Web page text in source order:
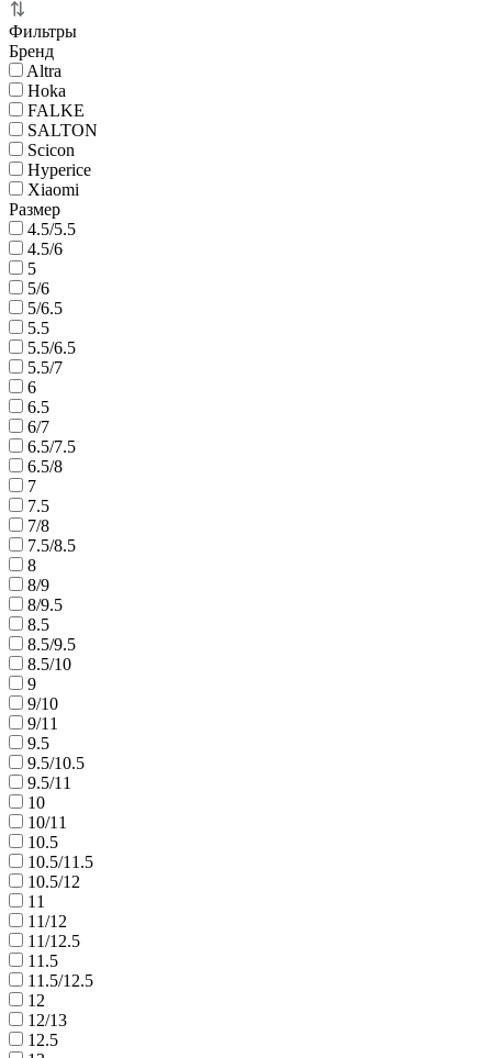
Фильтры
Бренд
Altra
Hoka
FALKE
SALTON
Scicon
Hyperice
Xiaomi
Размер
4.5/5.5
4.5/6
5
5/6
5/6.5
5.5
5.5/6.5
5.5/7
6
6.5
6/7
6.5/7.5
6.5/8
7
7.5
7/8
7.5/8.5
8
8/9
8/9.5
8.5
8.5/9.5
8.5/10
9
9/10
9/11
9.5
9.5/10.5
9.5/11
10
10/11
10.5
10.5/11.5
10.5/12
11
11/12
11/12.5
11.5
11.5/12.5
12
12/13
12.5